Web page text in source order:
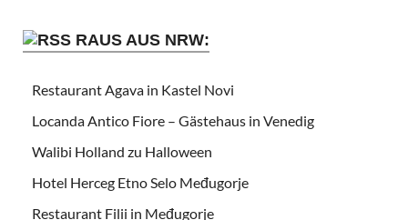
RAUS AUS NRW:
Restaurant Agava in Kastel Novi
Locanda Antico Fiore – Gästehaus in Venedig
Walibi Holland zu Halloween
Hotel Herceg Etno Selo Međugorje
Restaurant Filii in Međugorje